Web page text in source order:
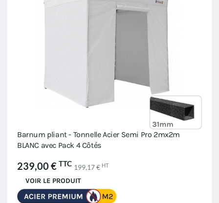
Barnum pliant - Tonnelle Acier Semi Pro 2mx2m
BLANC avec Pack 4 Côtés
239,00 € TTC 199,17 € HT
VOIR LE PRODUIT